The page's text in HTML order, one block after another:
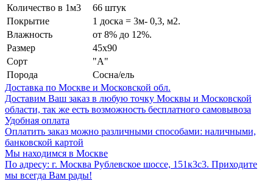
Количество в 1м3
66 штук
Покрытие
1 доска = 3м- 0,3, м2.
Влажность
от 8% до 12%.
Размер
45х90
Сорт
"А"
Порода
Сосна/ель
Доставка по Москве и Московской обл.
Доставим Ваш заказ в любую точку Москвы и Московской
области, так же есть возможность бесплатного самовывоза
Удобная оплата
Оплатить заказ можно различными способами: наличными,
банковской картой
Мы находимся в Москве
По адресу: г. Москва Рублевское шоссе, 151к3с3. Приходите
мы всегда Вам рады!